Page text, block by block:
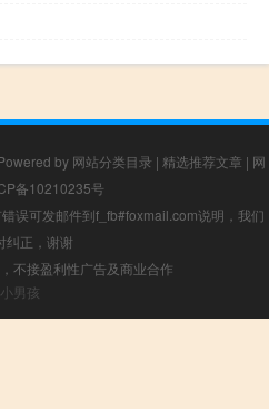
by 网站分类目录 | 精选推荐文章 | 网
备10210235号
误可发邮件到f_fb#foxmail.com说明，我们
纠正，谢谢
不接盈利性广告及商业合作
小男孩